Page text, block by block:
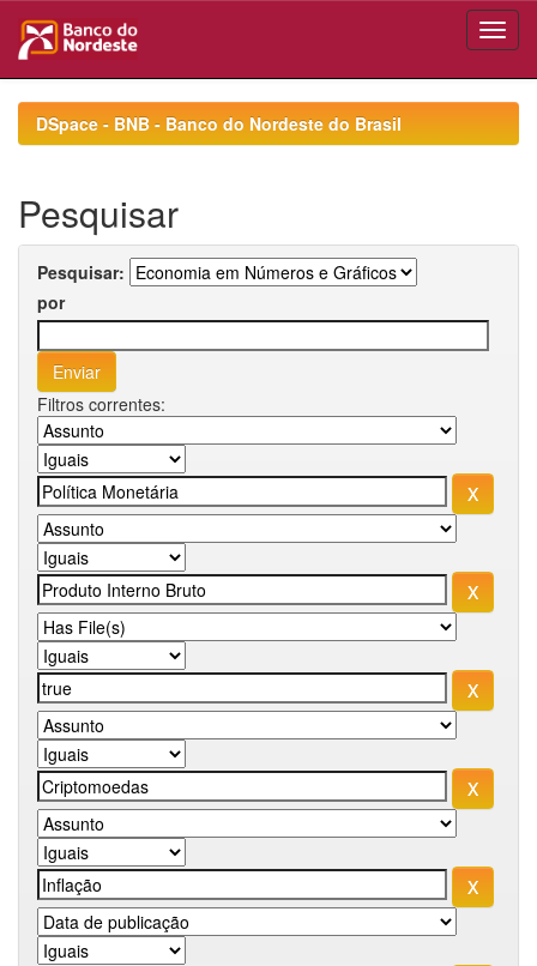
navigationDSpace - BNB - Banco do Nordeste do Brasil
Pesquisar
Pesquisar:
por
Filtros correntes: